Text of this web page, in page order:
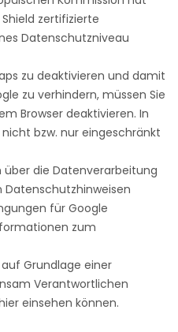
zertifizierte
Datenschutzniveau
zu deaktivieren und damit
zu verhindern, müssen Sie
Browser deaktivieren. In
bzw. nur eingeschränkt
die Datenverarbeitung
Datenschutzhinweisen
fürGoogle
zum
Grundlage einer
Verantwortlichen
einsehen können.